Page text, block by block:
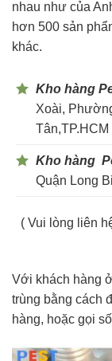
nhau như của
hơn 500 sản
khác.
Kho hàng
Xoài,
Tân,TP.HCM
Kho hàng
Quận Long
( Vui lòng liên
Với khách hàng
trùng bằng cách
hàng, hoặc gọi